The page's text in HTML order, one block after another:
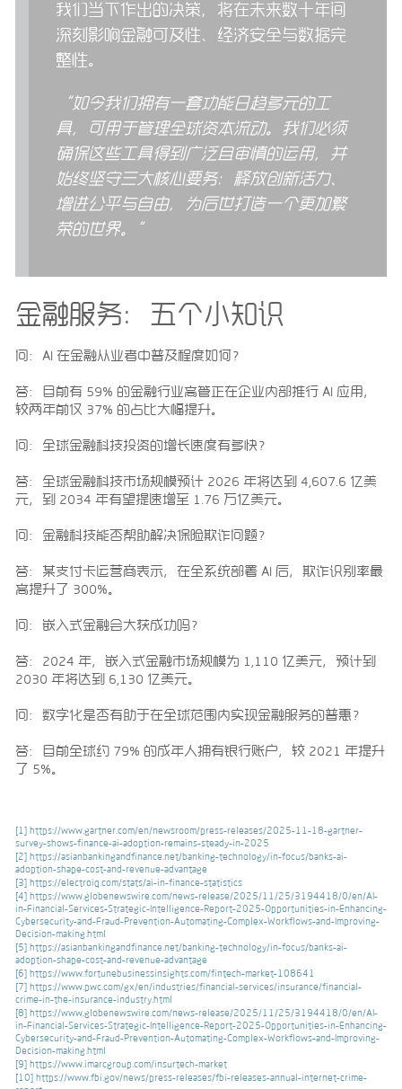
我们当下作出的决策，将在未来数十年间
深刻影响金融可及性、经济安全与数据完
整性。
“如今我们拥有一套功能日趋多元的工
具，可用于管理全球资本流动。我们必须
确保这些工具得到广泛且审慎的运用，并
始终坚守三大核心要务：释放创新活力、
增进公平与自由，为后世打造一个更加繁
荣的世界。”
金融服务：五个小知识
问： AI 在金融从业者中普及程度如何？
答：目前有 59% 的金融行业高管正在企业内部推行 AI 应用，
较两年前仅 37% 的占比大幅提升。
问：全球金融科技投资的增长速度有多快？
答：全球金融科技市场规模预计 2026 年将达到 4,607.6 亿美
元，到 2034 年有望提速增至 1.76 万亿美元。
问：金融科技能否帮助解决保险欺诈问题？
答：某支付卡运营商表示，在全系统部署 AI 后，欺诈识别率最
高提升了 300%。
问：嵌入式金融会大获成功吗？
答：2024 年，嵌入式金融市场规模为 1,110 亿美元，预计到
2030 年将达到 6,130 亿美元。
问：数字化是否有助于在全球范围内实现金融服务的普惠？
答：目前全球约 79% 的成年人拥有银行账户，较 2021 年提升
了 5%。
[1] https://www.gartner.com/en/newsroom/press-releases/2025-11-18-gartner-
survey-shows-finance-ai-adoption-remains-steady-in-2025
[2] https://asianbankingandfinance.net/banking-technology/in-focus/banks-ai-
adoption-shape-cost-and-revenue-advantage
[3] https://electroiq.com/stats/ai-in-finance-statistics
[4] https://www.globenewswire.com/news-release/2025/11/25/3194418/0/en/AI-
in-Financial-Services-Strategic-Intelligence-Report-2025-Opportunities-in-Enhancing-
Cybersecurity-and-Fraud-Prevention-Automating-Complex-Workflows-and-Improving-
Decision-making.html
[5] https://asianbankingandfinance.net/banking-technology/in-focus/banks-ai-
adoption-shape-cost-and-revenue-advantage
[6] https://www.fortunebusinessinsights.com/fintech-market-108641
[7] https://www.pwc.com/gx/en/industries/financial-services/insurance/financial-
crime-in-the-insurance-industry.html
[8] https://www.globenewswire.com/news-release/2025/11/25/3194418/0/en/AI-
in-Financial-Services-Strategic-Intelligence-Report-2025-Opportunities-in-Enhancing-
Cybersecurity-and-Fraud-Prevention-Automating-Complex-Workflows-and-Improving-
Decision-making.html
[9] https://www.imarcgroup.com/insurtech-market
[10] https://www.fbi.gov/news/press-releases/fbi-releases-annual-internet-crime-